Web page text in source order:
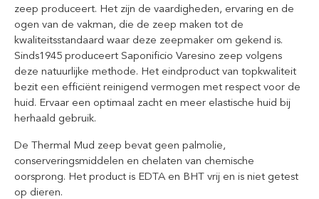
zeep produceert. Het zijn de vaardigheden, ervaring en de
ogen van de vakman, die de zeep maken tot de
kwaliteitsstandaard waar deze zeepmaker om gekend is.
Sinds1945 produceert Saponificio Varesino zeep volgens
deze natuurlijke methode. Het eindproduct van topkwaliteit
bezit een efficiënt reinigend vermogen met respect voor de
huid. Ervaar een optimaal zacht en meer elastische huid bij
herhaald gebruik.
De Thermal Mud zeep bevat geen palmolie,
conserveringsmiddelen en chelaten van chemische
oorsprong. Het product is EDTA en BHT vrij en is niet getest
op dieren.